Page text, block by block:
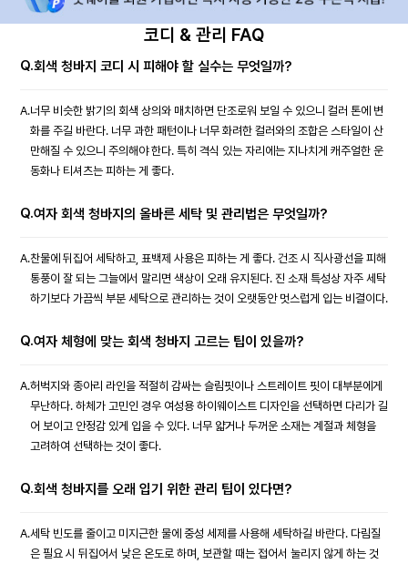
코디 & 관리 FAQ
Q.회색 청바지 코디 시 피해야 할 실수는 무엇일까?
A.너무 비슷한 밝기의 회색 상의와 매치하면 단조로워 보일 수 있으니 컬러 톤에 변
화를 주길 바란다. 너무 과한 패턴이나 너무 화려한 컬러와의 조합은 스타일이 산
만해질 수 있으니 주의해야 한다. 특히 격식 있는 자리에는 지나치게 캐주얼한 운
동화나 티셔츠는 피하는 게 좋다.
Q.여자 회색 청바지의 올바른 세탁 및 관리법은 무엇일까?
A.찬물에 뒤집어 세탁하고, 표백제 사용은 피하는 게 좋다. 건조 시 직사광선을 피해
통풍이 잘 되는 그늘에서 말리면 색상이 오래 유지된다. 진 소재 특성상 자주 세탁
하기보다 가끔씩 부분 세탁으로 관리하는 것이 오랫동안 멋스럽게 입는 비결이다.
Q.여자 체형에 맞는 회색 청바지 고르는 팁이 있을까?
A.허벅지와 종아리 라인을 적절히 감싸는 슬림핏이나 스트레이트 핏이 대부분에게
무난하다. 하체가 고민인 경우 여성용 하이웨이스트 디자인을 선택하면 다리가 길
어 보이고 안정감 있게 입을 수 있다. 너무 얇거나 두꺼운 소재는 계절과 체형을
고려하여 선택하는 것이 좋다.
Q.회색 청바지를 오래 입기 위한 관리 팁이 있다면?
A.세탁 빈도를 줄이고 미지근한 물에 중성 세제를 사용해 세탁하길 바란다. 다림질
은 필요 시 뒤집어서 낮은 온도로 하며, 보관할 때는 접어서 눌리지 않게 하는 것